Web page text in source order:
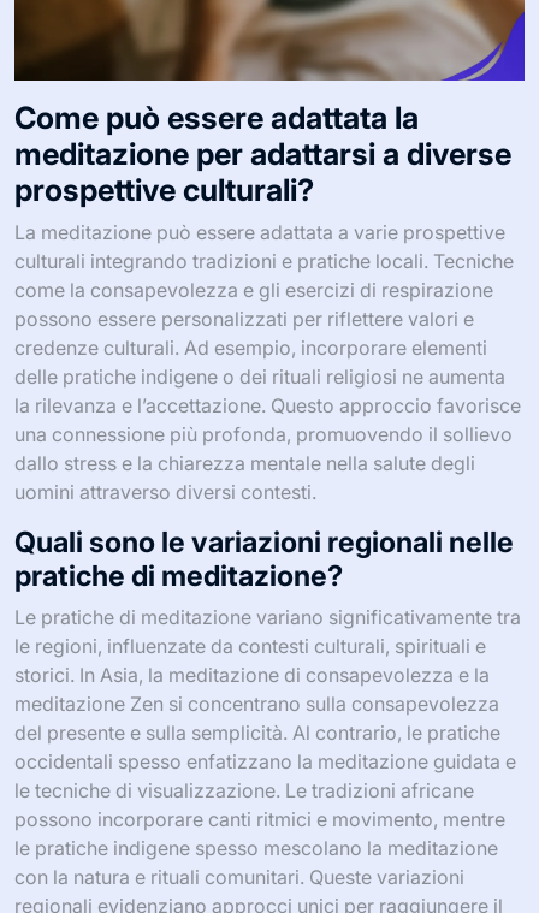
Come può essere adattata la
meditazione per adattarsi a diverse
prospettive culturali?
La meditazione può essere adattata a varie prospettive
culturali integrando tradizioni e pratiche locali. Tecniche
come la consapevolezza e gli esercizi di respirazione
possono essere personalizzati per riflettere valori e
credenze culturali. Ad esempio, incorporare elementi
delle pratiche indigene o dei rituali religiosi ne aumenta
la rilevanza e l’accettazione. Questo approccio favorisce
una connessione più profonda, promuovendo il sollievo
dallo stress e la chiarezza mentale nella salute degli
uomini attraverso diversi contesti.
Quali sono le variazioni regionali nelle
pratiche di meditazione?
Le pratiche di meditazione variano significativamente tra
le regioni, influenzate da contesti culturali, spirituali e
storici. In Asia, la meditazione di consapevolezza e la
meditazione Zen si concentrano sulla consapevolezza
del presente e sulla semplicità. Al contrario, le pratiche
occidentali spesso enfatizzano la meditazione guidata e
le tecniche di visualizzazione. Le tradizioni africane
possono incorporare canti ritmici e movimento, mentre
le pratiche indigene spesso mescolano la meditazione
con la natura e rituali comunitari. Queste variazioni
regionali evidenziano approcci unici per raggiungere il